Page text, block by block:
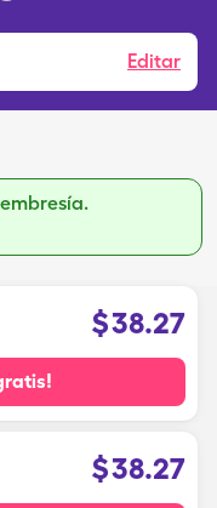
Editar
$38.27
$38.27